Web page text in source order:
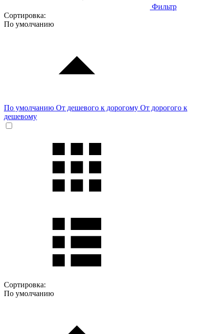
Фильтр
Сортировка:
По умолчанию
По умолчанию От дешевого к дорогому От дорогого к
дешевому
Сортировка:
По умолчанию